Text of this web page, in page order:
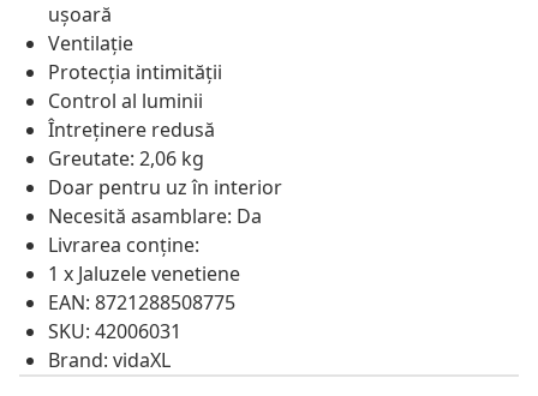
ușoară
Ventilație
Protecția intimității
Control al luminii
Întreținere redusă
Greutate: 2,06 kg
Doar pentru uz în interior
Necesită asamblare: Da
Livrarea conține:
1 x Jaluzele venetiene
EAN: 8721288508775
SKU: 42006031
Brand: vidaXL